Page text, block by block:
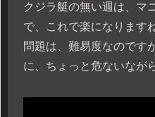
クジラ艇の無い週は、マ
で、これで楽になります
問題は、難易度なので
に、ちょっと危ないなが